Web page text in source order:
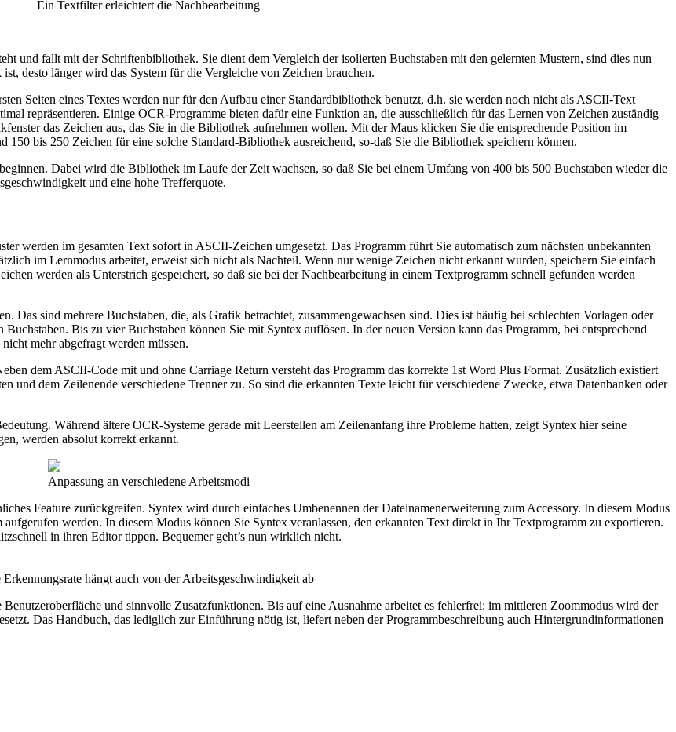
Ein Textfilter erleichtert die Nachbearbeitung
und fallt mit der Schriftenbibliothek. Sie dient dem Vergleich der isolierten Buchstaben mit den gelernten Mustern, sind dies nun
desto länger wird das System für die Vergleiche von Zeichen brauchen.
Seiten eines Textes werden nur für den Aufbau einer Standardbibliothek benutzt, d.h. sie werden noch nicht als ASCII-Text
repräsentieren. Einige OCR-Programme bieten dafür eine Funktion an, die ausschließlich für das Lernen von Zeichen zuständig
das Zeichen aus, das Sie in die Bibliothek aufnehmen wollen. Mit der Maus klicken Sie die entsprechende Position im
150 bis 250 Zeichen für eine solche Standard-Bibliothek ausreichend, so-daß Sie die Bibliothek speichern können.
Dabei wird die Bibliothek im Laufe der Zeit wachsen, so daß Sie bei einem Umfang von 400 bis 500 Buchstaben wieder die
und eine hohe Trefferquote.
werden im gesamten Text sofort in ASCII-Zeichen umgesetzt. Das Programm führt Sie automatisch zum nächsten unbekannten
im Lernmodus arbeitet, erweist sich nicht als Nachteil. Wenn nur wenige Zeichen nicht erkannt wurden, speichern Sie einfach
werden als Unterstrich gespeichert, so daß sie bei der Nachbearbeitung in einem Textprogramm schnell gefunden werden
Das sind mehrere Buchstaben, die, als Grafik betrachtet, zusammengewachsen sind. Dies ist häufig bei schlechten Vorlagen oder
Bis zu vier Buchstaben können Sie mit Syntex auflösen. In der neuen Version kann das Programm, bei entsprechend
mehr abgefragt werden müssen.
dem ASCII-Code mit und ohne Carriage Return versteht das Programm das korrekte 1st Word Plus Format. Zusätzlich existiert
und dem Zeilenende verschiedene Trenner zu. So sind die erkannten Texte leicht für verschiedene Zwecke, etwa Datenbanken oder
Während ältere OCR-Systeme gerade mit Leerstellen am Zeilenanfang ihre Probleme hatten, zeigt Syntex hier seine
werden absolut korrekt erkannt.
Anpassung an verschiedene Arbeitsmodi
Feature zurückgreifen. Syntex wird durch einfaches Umbenennen der Dateinamenerweiterung zum Accessory. In diesem Modus
werden. In diesem Modus können Sie Syntex veranlassen, den erkannten Text direkt in Ihr Textprogramm zu exportieren.
in ihren Editor tippen. Bequemer geht’s nun wirklich nicht.
Erkennungsrate hängt auch von der Arbeitsgeschwindigkeit ab
und sinnvolle Zusatzfunktionen. Bis auf eine Ausnahme arbeitet es fehlerfrei: im mittleren Zoommodus wird der
Das Handbuch, das lediglich zur Einführung nötig ist, liefert neben der Programmbeschreibung auch Hintergrundinformationen